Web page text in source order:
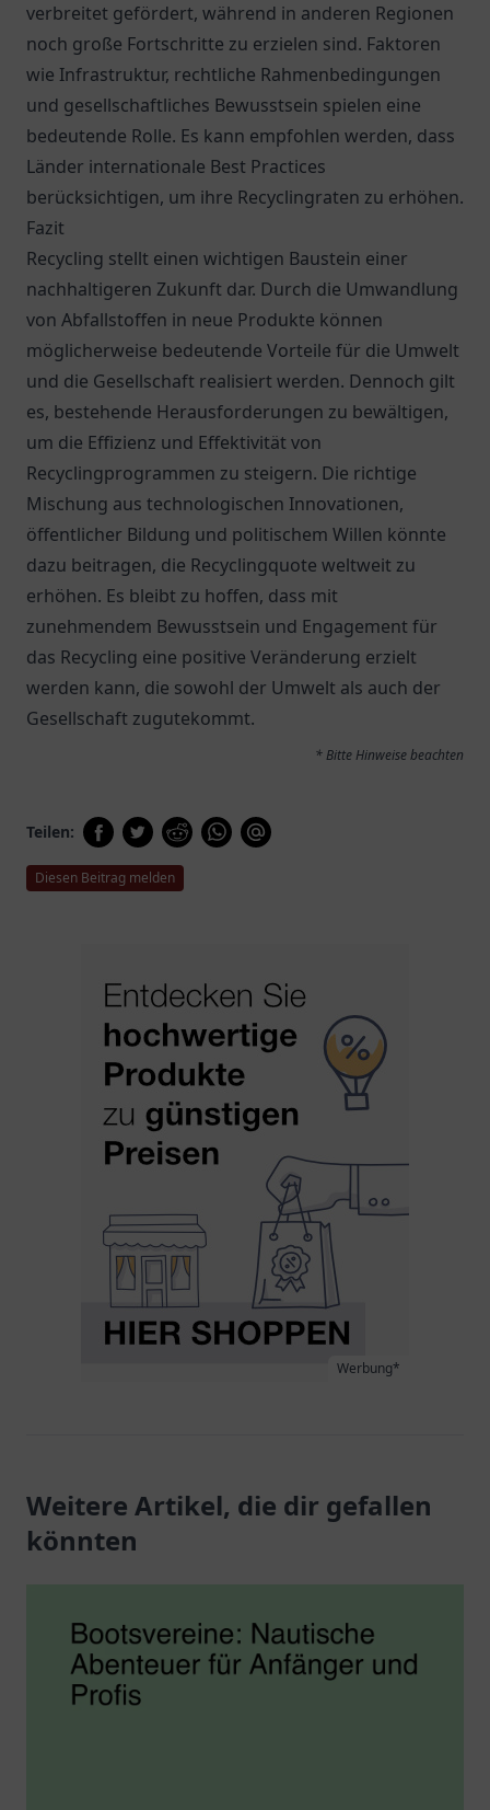
verbreitet gefördert, während in anderen Regionen
noch große Fortschritte zu erzielen sind. Faktoren
wie Infrastruktur, rechtliche Rahmenbedingungen
und gesellschaftliches Bewusstsein spielen eine
bedeutende Rolle. Es kann empfohlen werden, dass
Länder internationale Best Practices
berücksichtigen, um ihre Recyclingraten zu erhöhen.
Fazit
Recycling stellt einen wichtigen Baustein einer
nachhaltigeren Zukunft dar. Durch die Umwandlung
von Abfallstoffen in neue Produkte können
möglicherweise bedeutende Vorteile für die Umwelt
und die Gesellschaft realisiert werden. Dennoch gilt
es, bestehende Herausforderungen zu bewältigen,
um die Effizienz und Effektivität von
Recyclingprogrammen zu steigern. Die richtige
Mischung aus technologischen Innovationen,
öffentlicher Bildung und politischem Willen könnte
dazu beitragen, die Recyclingquote weltweit zu
erhöhen. Es bleibt zu hoffen, dass mit
zunehmendem Bewusstsein und Engagement für
das Recycling eine positive Veränderung erzielt
werden kann, die sowohl der Umwelt als auch der
Gesellschaft zugutekommt.
* Bitte Hinweise beachten
Teilen:
Diesen Beitrag melden
Werbung*
Weitere Artikel, die dir gefallen
könnten